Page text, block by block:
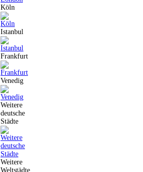
Köln
Istanbul
Frankfurt
Venedig
Weitere
deutsche
Städte
Weitere
Weltstädte